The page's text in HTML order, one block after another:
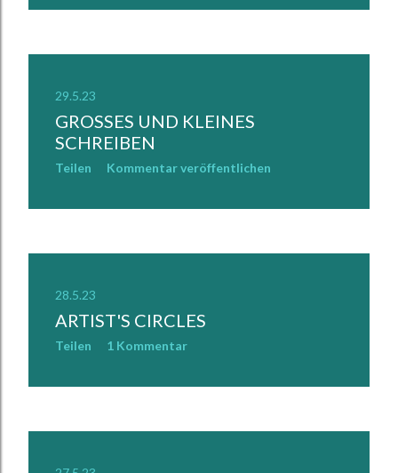
29.5.23
GROSSES UND KLEINES S
CHREIBEN
Teilen Kommentar veröffentlichen
28.5.23
ARTIST'S CIRCLES
Teilen 1 Kommentar